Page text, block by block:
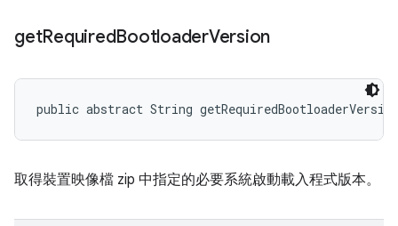
getRequiredBootloaderVersion
public abstract String
取得裝置映像檔 zip 中指定的必要系統啟動載入程式版本。